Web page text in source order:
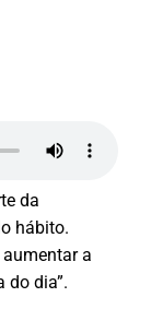
da
hábito.
a
do dia”.